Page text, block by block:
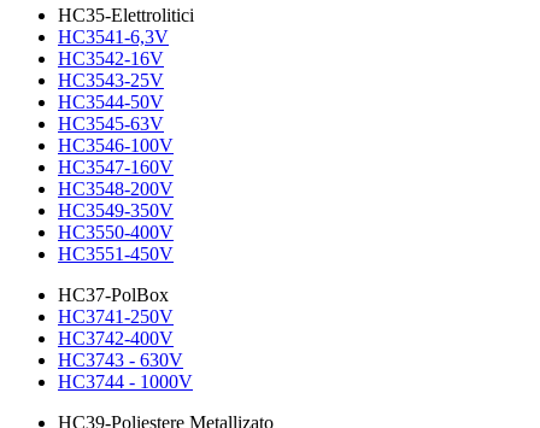
HC35-Elettrolitici
HC3541-6,3V
HC3542-16V
HC3543-25V
HC3544-50V
HC3545-63V
HC3546-100V
HC3547-160V
HC3548-200V
HC3549-350V
HC3550-400V
HC3551-450V
HC37-PolBox
HC3741-250V
HC3742-400V
HC3743 - 630V
HC3744 - 1000V
HC39-Poliestere Metallizato